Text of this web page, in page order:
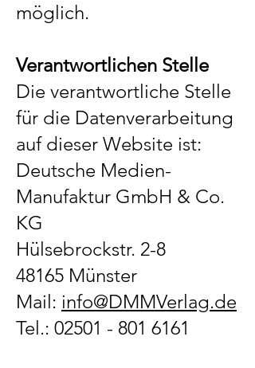
möglich.
Verantwortlichen Stelle
Die verantwortliche Stelle
für die Datenverarbeitung
auf dieser Website ist:
Deutsche Medien-
Manufaktur GmbH & Co.
KG
Hülsebrockstr. 2-8
48165 Münster
Mail: info@DMMVerlag.de
Tel.: 02501 - 801 6161